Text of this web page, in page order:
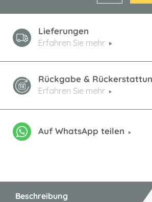
Lieferungen
Erfahren Sie mehr
Rückgabe &
Erfahren Sie mehr
Auf WhatsApp teilen
Beschreibung